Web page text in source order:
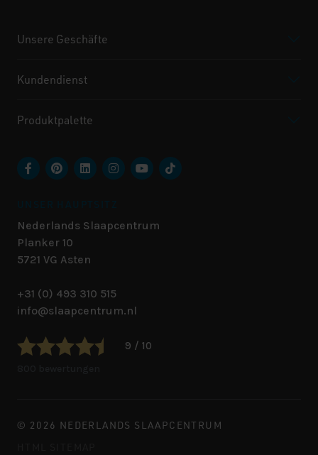
Unsere Geschäfte
Kundendienst
Produktpalette
Nederlands Slaapcentrum
Planker 10
5721 VG Asten
+31 (0) 493 310 515
info@slaapcentrum.nl
9 / 10
© 2026 NEDERLANDS SLAAPCENTRUM